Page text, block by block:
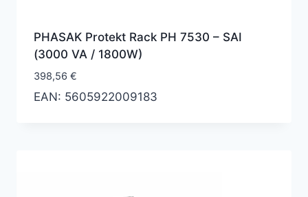
PHASAK Protekt Rack PH 7530 – SAI
(3000 VA / 1800W)
398,56 €
EAN: 5605922009183